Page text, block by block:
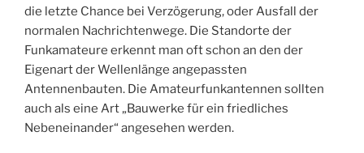
die letzte Chance bei Verzögerung, oder Ausfall der
normalen Nachrichtenwege. Die Standorte der
Funkamateure erkennt man oft schon an den der
Eigenart der Wellenlänge angepassten
Antennenbauten. Die Amateurfunkantennen sollten
auch als eine Art „Bauwerke für ein friedliches
Nebeneinander“ angesehen werden.